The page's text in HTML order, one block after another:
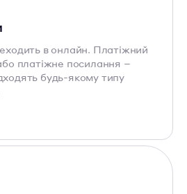
в онлайн. Платіжний
платіжне посилання –
будь-якому типу